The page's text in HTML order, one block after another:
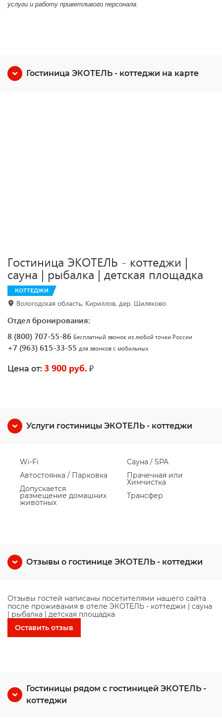
услуги и работу приветливого персонала.
Гостиница ЭКОТЕЛЬ - коттеджи на карте
Гостиница ЭКОТЕЛЬ - коттеджи |
cауна | рыбалка | детская площадка
КОТТЕДЖИ
Вологодская область, Кириллов, дер. Шиляково
Отдел бронирования:
8 (800) 707-55-86 Бесплатный звонок из любой точки России
+7 (963) 615-33-55 для звонков с мобильных
Цена от: 3 900 руб. ₽
Услуги гостиницы ЭКОТЕЛЬ - коттеджи
Wi-Fi
Автостоянка / Парковка
Допускается
размещение домашних
животных
Сауна / SPA
Прачечная или
Химчистка
Трансфер
Отзывы о гостинице ЭКОТЕЛЬ - коттеджи
Отзывы гостей написаны посетителями нашего сайта
после проживания в отеле ЭКОТЕЛЬ - коттеджи | cауна
| рыбалка | детская площадка
Оставить отзыв
Гостиницы рядом с гостиницей ЭКОТЕЛЬ -
коттеджи